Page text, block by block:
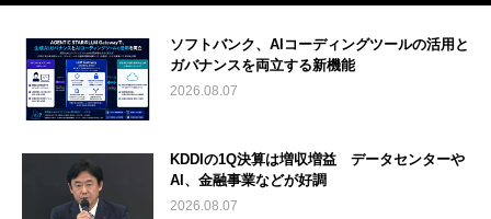
ソフトバンク、AIコーディングツールの活用と
ガバナンスを両立する新機能
2026.08.07
KDDIの1Q決算は増収増益 データセンターや
AI、金融事業などが好調
2026.08.07